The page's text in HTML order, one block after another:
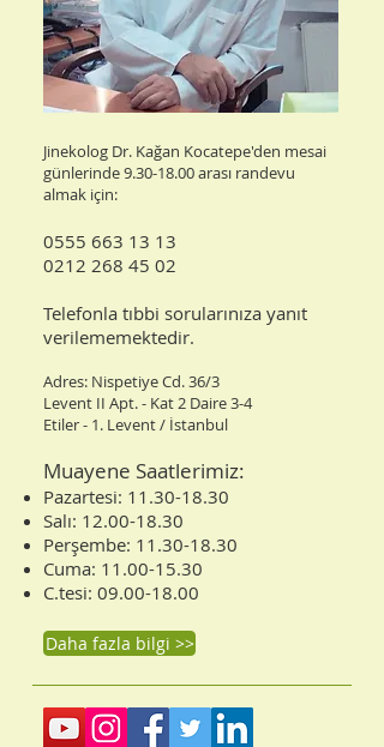
Jinekolog Dr. Kağan Kocatepe'den mesai
günlerinde9.30-18.00arası randevu
almak için:
0555 663 13 13
0212 268 45 02​
Telefonla tıbbi sorularınıza yanıt
verilememektedir.
Adres: Nispetiye Cd. 36/3
Levent II Apt. - Kat 2 Daire 3-4
Etiler - 1. Levent / İstanbul
Muayene Saatlerimiz:
Pazartesi: 11.30-18.30
Salı: 12.00-18.30
Perşembe: 11.30-18.30
Cuma: 11.00-15.30
C.tesi: 09.00-18.00
Daha fazla bilgi >>